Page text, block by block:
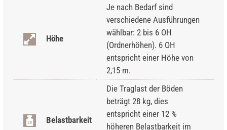
Höhe
Je nach Bedarf sind
verschiedene Ausführungen
wählbar: 2 bis 6 OH
(Ordnerhöhen). 6 OH
entspricht einer Höhe von
2,15 m.
Belastbarkeit
Die Traglast der Böden
beträgt 28 kg, dies
entspricht einer 12 %
höheren Belastbarkeit im